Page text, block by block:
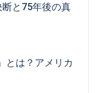
と75年後の真
とは？アメリカ